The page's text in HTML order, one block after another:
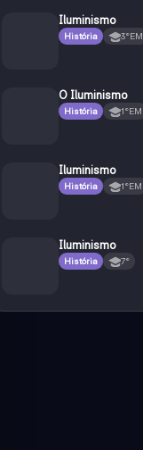
Iluminismo
História 3°EM
O Iluminismo
História 1°EM
Iluminismo
História 1°EM
Iluminismo
História 7°